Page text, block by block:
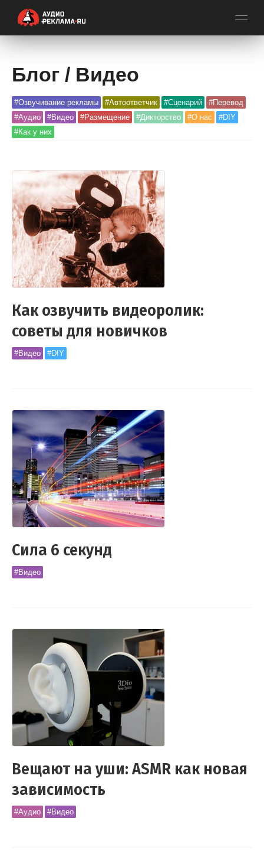
Блог / Видео
#Озвучивание рекламы #Автоответчик #Сценарий
#Перевод
#Аудио
#Видео #Размещение #Дикторство #О нас
#DIY
#Как у них
Как озвучить видеоролик:
советы для новичков
#Видео #DIY
Сила 6 секунд
#Видео
Вещают на уши: ASMR как новая
зависимость
#Аудио #Видео